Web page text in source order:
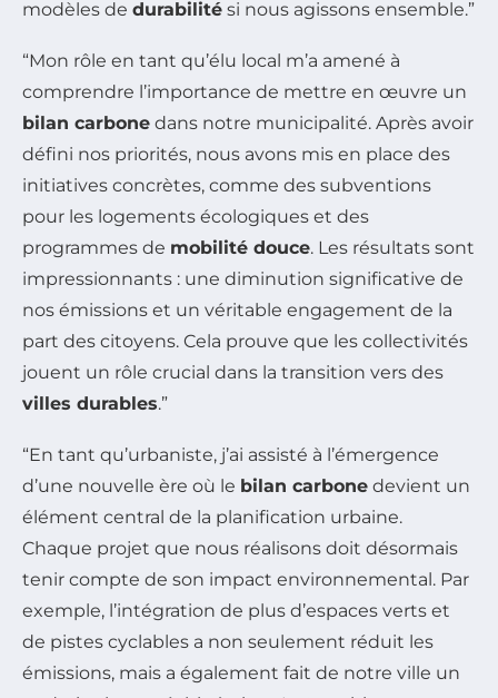
modèles de durabilité si nous agissons ensemble.”
“Mon rôle en tant qu’élu local m’a amené à
comprendre l’importance de mettre en œuvre un
bilan carbone dans notre municipalité. Après avoir
défini nos priorités, nous avons mis en place des
initiatives concrètes, comme des subventions
pour les logements écologiques et des
programmes de mobilité douce. Les résultats sont
impressionnants : une diminution significative de
nos émissions et un véritable engagement de la
part des citoyens. Cela prouve que les collectivités
jouent un rôle crucial dans la transition vers des
villes durables.”
“En tant qu’urbaniste, j’ai assisté à l’émergence
d’une nouvelle ère où le bilan carbone devient un
élément central de la planification urbaine.
Chaque projet que nous réalisons doit désormais
tenir compte de son impact environnemental. Par
exemple, l’intégration de plus d’espaces verts et
de pistes cyclables a non seulement réduit les
émissions, mais a également fait de notre ville un